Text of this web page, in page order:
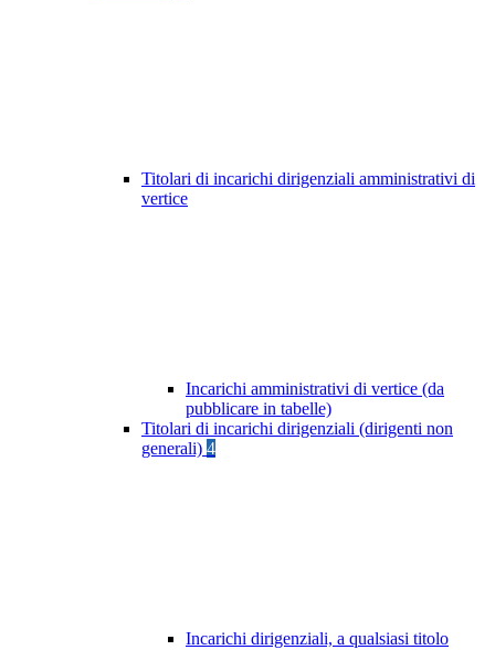
Titolari di incarichi dirigenziali amministrativi di
vertice
Incarichi amministrativi di vertice (da
pubblicare in tabelle)
Titolari di incarichi dirigenziali (dirigenti non
generali) 4
Incarichi dirigenziali, a qualsiasi titolo